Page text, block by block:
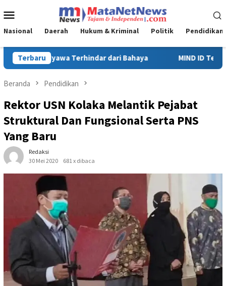
ke
Mobile
Nasional Daerah Hukum & Kriminal Politik Pendidikan
Terbaru
MIND ID Tegaskan Dukungan Penuh Bagi PT Vale di
Beranda Pendidikan
Rektor USN Kolaka Melantik Pejabat
Struktural Dan Fungsional Serta PNS
Yang Baru
Redaksi
30 Mei 2020
681 x dibaca